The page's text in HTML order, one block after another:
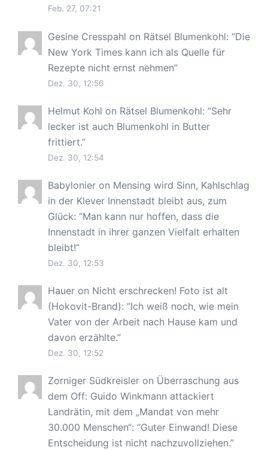
Feb. 27, 07:21
Gesine Cresspahl on Rätsel Blumenkohl: “Die
New York Times kann ich als Quelle für
Rezepte nicht ernst nehmen”
Dez. 30, 12:56
Helmut Kohl on Rätsel Blumenkohl: “Sehr
lecker ist auch Blumenkohl in Butter
frittiert.”
Dez. 30, 12:54
Babylonier on Mensing wird Sinn, Kahlschlag
in der Klever Innenstadt bleibt aus, zum
Glück: “Man kann nur hoffen, dass die
Innenstadt in ihrer ganzen Vielfalt erhalten
bleibt!”
Dez. 30, 12:53
Hauer on Nicht erschrecken! Foto ist alt
(Hokovit-Brand): “Ich weiß noch, wie mein
Vater von der Arbeit nach Hause kam und
davon erzählte.”
Dez. 30, 12:52
Zorniger Südkreisler on Überraschung aus
dem Off: Guido Winkmann attackiert
Landrätin, mit dem „Mandat von mehr
30.000 Menschen“: “Guter Einwand! Diese
Entscheidung ist nicht nachzuvollziehen.”